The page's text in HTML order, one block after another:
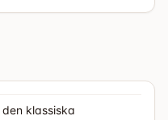
klassiska